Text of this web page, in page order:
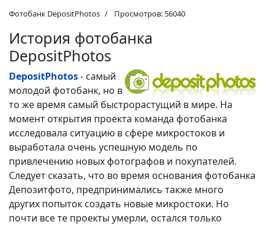
Фотобанк DepositPhotos Просмотров: 56040
История фотобанка
DepositPhotos
DepositPhotos- самый
молодой фотобанк, но в
то же время самый быстрорастущий в мире. На
момент открытия проекта команда фотобанка
исследовала ситуацию в сфере микростоков и
выработала очень успешную модель по
привлечению новых фотографов и покупателей.
Следует сказать, что во время основания фотобанка
Депозитфото, предпринимались также много
других попыток создать новые микростоки. Но
почти все те проекты умерли, остался только